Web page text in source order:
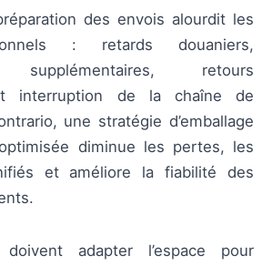
des envois alourdit les
: retards douaniers,
supplémentaires, retours
interruption de la chaîne de
une stratégie d’emballage
diminue les pertes, les
et améliore la fiabilité des
adapter l’espace pour